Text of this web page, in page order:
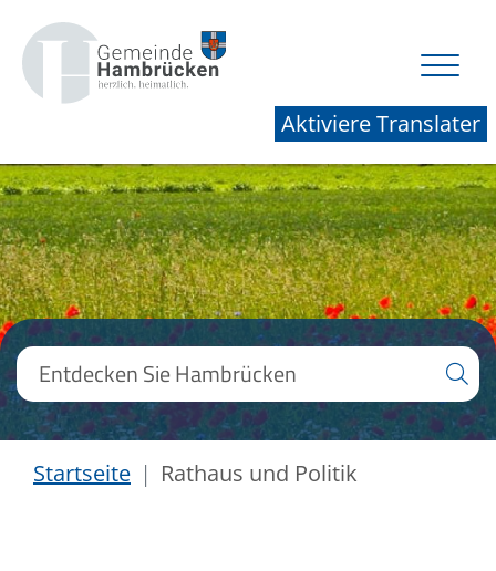
Aktiviere Translater
Startseite Rathaus und Politik